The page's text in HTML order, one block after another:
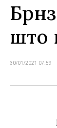
што
30/01/2021 07:59